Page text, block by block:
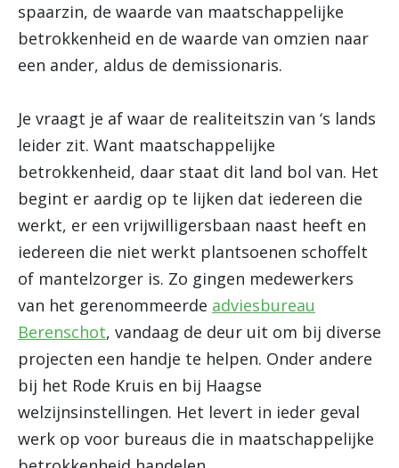
spaarzin, de waarde van maatschappelijke
betrokkenheid en de waarde van omzien naar
een ander, aldus de demissionaris.
Je vraagt je af waar de realiteitszin van ‘s lands
leider zit. Want maatschappelijke
betrokkenheid, daar staat dit land bol van. Het
begint er aardig op te lijken dat iedereen die
werkt, er een vrijwilligersbaan naast heeft en
iedereen die niet werkt plantsoenen schoffelt
of mantelzorger is. Zo gingen medewerkers
van het gerenommeerde adviesbureau
Berenschot, vandaag de deur uit om bij diverse
projecten een handje te helpen. Onder andere
bij het Rode Kruis en bij Haagse
welzijnsinstellingen. Het levert in ieder geval
werk op voor bureaus die in maatschappelijke